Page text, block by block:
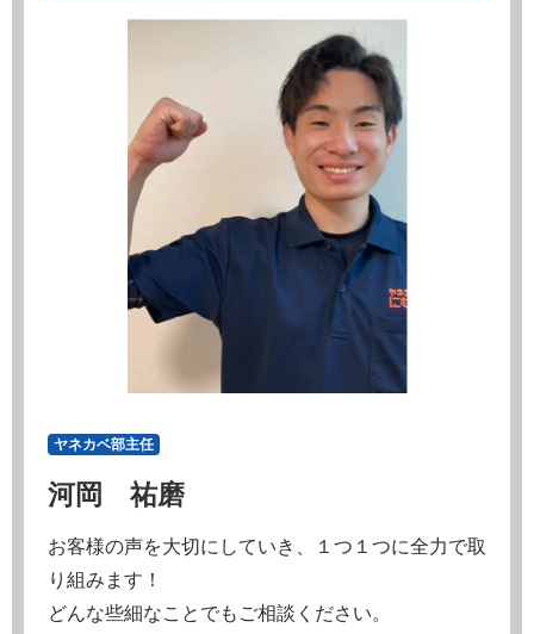
ヤネカベ部主任
河岡 祐磨
お客様の声を大切にしていき、１つ１つに全力で取
り組みます！
どんな些細なことでもご相談ください。